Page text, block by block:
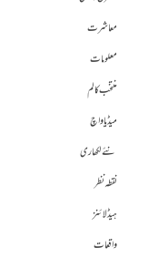
معاشرت
معلومات
منتخب کالم
میڈیا واچ
نئے لکھاری
نقطہ نظر
ہیڈلائنز
واقعات